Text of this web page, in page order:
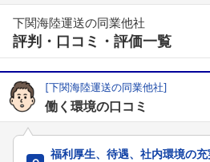
下関海陸運送の同業他社
評判・口コミ・評価一覧
[下関海陸運送の同業他社]
働く環境の口コミ
福利厚生、待遇、社内環境の